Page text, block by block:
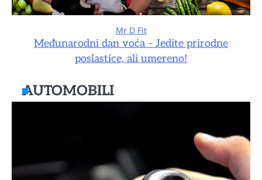
Mr D Fit
Međunarodni dan voća – Jedite prirodne
poslastice, ali umereno!
AUTOMOBILI